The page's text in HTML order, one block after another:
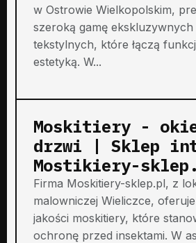
w Ostrowie Wielkopolskim,
szeroką gamę
tekstylnych, które łączą
estetyką. W...
Moskitiery -
drzwi | Sklep
Mostikiery-
Firma Moskitiery-sklep.pl, z
malowniczej Wieliczce,
jakości moskitiery, które
ochronę przed insektami. W